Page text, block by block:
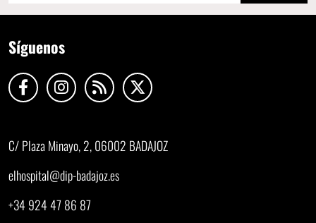
Síguenos
C/ Plaza Minayo, 2, 06002 BADAJOZ
elhospital@dip-badajoz.es
+34 924 47 86 87